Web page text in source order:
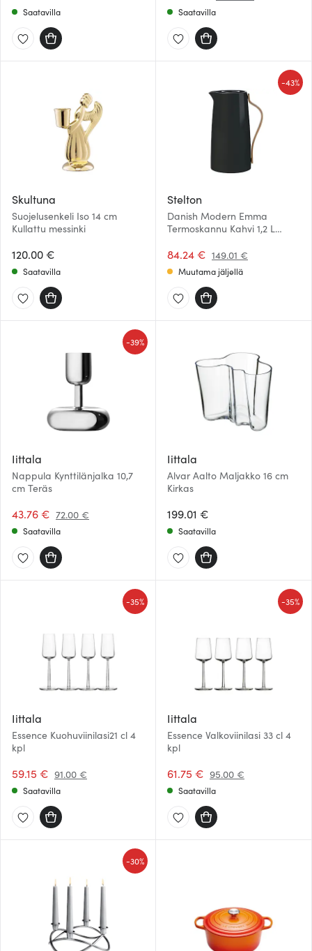
Saatavilla Saatavilla
Skultuna
Suojelusenkeli Iso 14 cm
Kullattu messinki
120.00 €
Saatavilla
Stelton
Danish Modern Emma
Termoskannu Kahvi 1,2 L
84.24 € 149.01 €
-43%
Muutama jäljellä
Iittala
Nappula Kynttilänjalka 10,7
cm Teräs
43.76 € 72.00 €
-39%
Saatavilla
Iittala
Alvar Aalto Maljakko 16 cm
Kirkas
199.01 €
Saatavilla
Iittala
Essence Kuohuviinilasi21 cl 4
kpl
59.15 € 91.00 €
-35%
Saatavilla
Iittala
Essence Valkoviinilasi 33 cl 4
kpl
61.75 € 95.00 €
-35%
Saatavilla
-30%